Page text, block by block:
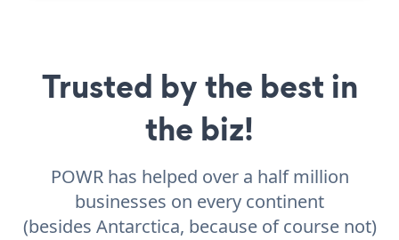
Trusted by the best in
the biz!
POWR has helped over a half million
businesses on every continent
(besides Antarctica, because of course not)